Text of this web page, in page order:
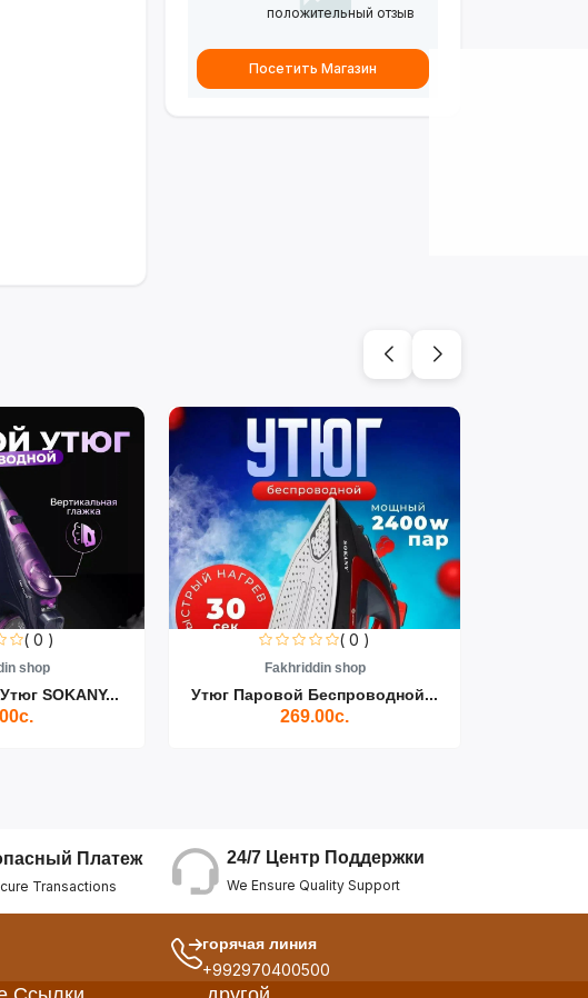
положительный отзыв
Посетить Магазин
( 0 )
shop
SOKANY...
( 0 )
Fakhriddin shop
Утюг Паровой Беспроводной...
269.00с.
Платеж
Transactions
24/7 Центр Поддержки
We Ensure Quality Support
горячая линия
+992970400500